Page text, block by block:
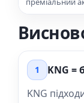
1
KNG =
KNG